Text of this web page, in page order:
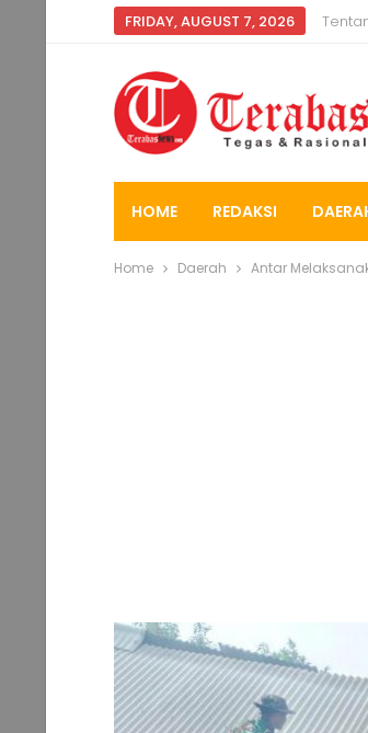
FRIDAY, AUGUST 7, 2026
HOME REDAKSI
Home Daerah Antar